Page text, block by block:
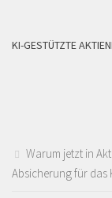
KI-GESTÜTZTE
Warum jetzt in
Absicherung für das